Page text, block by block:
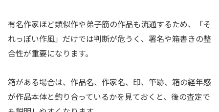
有名作家ほど類似作や弟子筋の作品も流通するため、「そ
れっぽい作風」だけでは判断が危うく、署名や箱書きの整
合性が重要になります。
箱がある場合は、作品名、作家名、印、筆跡、箱の経年感
が作品本体と釣り合っているかを見ておくと、後の査定で